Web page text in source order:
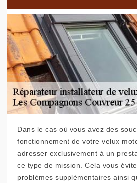
Dans le cas où vous avez des
fonctionnement de votre velux
adresser exclusivement à un
ce type de mission. Cela vous
problèmes supplémentaires ainsi